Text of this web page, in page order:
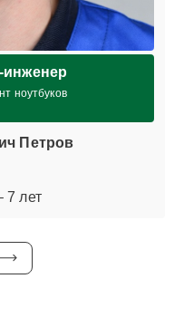
ноутбуков
Петров
7 лет